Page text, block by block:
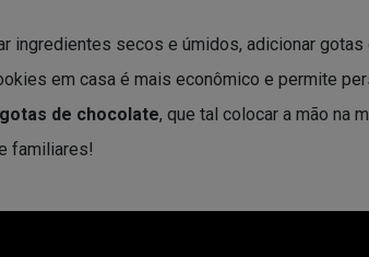
ingredientes secos e úmidos, adicionar gotas
em casa é mais econômico e permite
de chocolate, que tal colocar a mão na
familiares!